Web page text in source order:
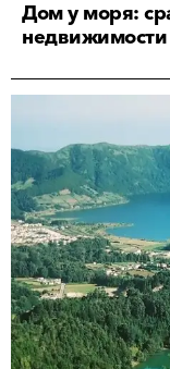
Дом у моря: